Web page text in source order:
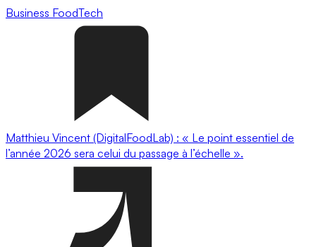
Business FoodTech
Matthieu Vincent (DigitalFoodLab) : « Le point essentiel de
l’année 2026 sera celui du passage à l’échelle ».